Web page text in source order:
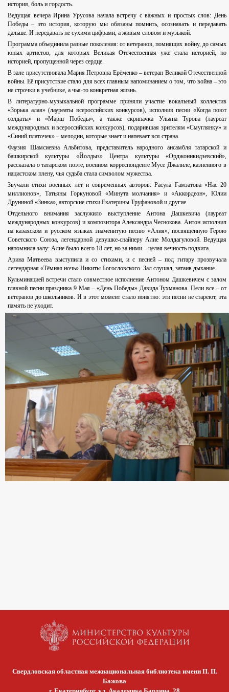
история, боль и гордость.
Ведущая вечера Ирина Урусова начала встречу с важных и простых слов: День
Победы – это история, которую мы обязаны помнить, осознавать и передавать
дальше. И передавать не сухими цифрами, а живым словом и музыкой.
Программа объединила разные поколения: от ветеранов, помнящих войну, до самых
юных артистов, для которых Великая Отечественная уже стала историей, но
историей, пропущенной через сердце.
В зале присутствовала Мария Петровна Ерёменко – ветеран Великой Отечественной
войны. Её присутствие стало для всех главным напоминанием о том, что война – это
не строчки в учебнике, а чья-то конкретная жизнь.
В литературно-музыкальной программе приняли участие вокальный коллектив
«Зорька алая» (лауреаты всероссийских конкурсов), исполнив песни «Когда поют
солдаты» и «Марш Победы», а также скрипачка Ульяна Турова (лауреат
международных и всероссийских конкурсов), подарившая зрителям «Смуглянку» и
«Синий платочек» – мелодии, которые знает и напевает вся страна.
Фаузия Шамсиевна Альбитова, представитель народного ансамбля татарской и
башкирской культуры «Йолдыз» Центра культуры «Орджоникидзевский»,
рассказала о татарском поэте, военном корреспонденте Мусе Джалиле, казненного в
нацистском плену, чья судьба стала символом мужества.
Звучали стихи военных лет и современных авторов: Расула Гамзатова «Нас 20
миллионов», Татьяны Горкуновой «Минута молчания» и «Аккордеон», Юлии
Друниной «Зинка», авторские стихи Екатерины Труфановой и другие.
Отдельного внимания заслужило выступление Антона Дашкевича (лауреат
международных конкурсов) и композитора Александра Чеснокова. Антон исполнил
на казахском и русском языках знаменитую песню «Алия», посвящённую Герою
Советского Союза, легендарной девушке-снайперу Алие Молдагуловой. Ведущая
напомнила залу: Алие было всего 18 лет, но за ними – целая вечность подвига.
Арина Матвеева выступила и со стихами, и с песней – под гитару прозвучала
легендарная «Тёмная ночь» Никиты Богословского. Зал слушал, затаив дыхание.
Кульминацией встречи стало совместное исполнение Антоном Дашкевичем с залом
главной песни праздника 9 Мая – «День Победы» Давида Тухманова. Пели все – от
ветеранов до школьников. И в этот момент стало понятно: эти песни не стареют, эта
память не уходит.
Свердловская областная межнациональная библиотека имени П. П.
Бажова